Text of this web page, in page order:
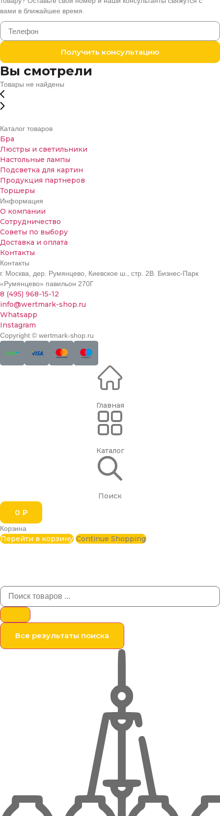
вами в ближайшее время.
Получить консультацию
Вы смотрели
Товары не найдены
Каталог товаров
Бра
Люстры и светильники
Настольные лампы
Подсветка для картин
Продукция партнеров
Торшеры
Информация
О компании
Сотрудничество
Советы по выбору
Доставка и оплата
Контакты
Контакты
г. Москва, дер. Румянцево, Киевское ш., стр. 2В. Бизнес-Парк
«Румянцево» павильон 270Г
8 (495) 968-15-12
info@wertmark-shop.ru
Whatsapp
Instagram
Copyright © wertmark-shop.ru
Главная
Каталог
Поиск
0 ₽
Корзина
Перейти в корзину Continue Shopping
Все результаты поиска